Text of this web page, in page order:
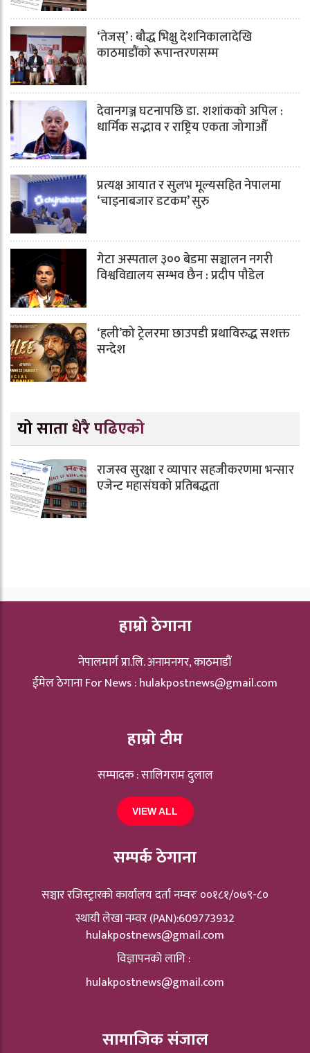
‘तेजस्’ : बौद्ध भिक्षु देशनिकालादेखि
काठमाडौंको रूपान्तरणसम्म
देवानगञ्ज घटनापछि डा. शशांककाे अपिल :
धार्मिक सद्भाव र राष्ट्रिय एकता जोगाऔँ
प्रत्यक्ष आयात र सुलभ मूल्यसहित नेपालमा
‘चाइनाबजार डटकम’ सुरु
गेटा अस्पताल ३०० बेडमा सञ्चालन नगरी
विश्वविद्यालय सम्भव छैन : प्रदीप पौडेल
‘हली’को ट्रेलरमा छाउपडी प्रथाविरुद्ध सशक्त
सन्देश
यो साता धेरै पढिएको
राजस्व सुरक्षा र व्यापार सहजीकरणमा भन्सार
एजेन्ट महासंघको प्रतिबद्धता
हाम्रो ठेगाना
नेपालमार्ग प्रा.लि. अनामनगर, काठमाडौं
ईमेल ठेगाना For News :hulakpostnews@gmail.com
हाम्रो टीम
सम्पादक : सालिगराम दुलाल
VIEW ALL
सम्पर्क ठेगाना
सञ्चार रजिस्ट्रारकाे कार्यालय दर्ता नम्वरः ००१८१/०७९-८०
स्थायी लेखा नम्वर (PAN):609773932
hulakpostnews@gmail.com
विज्ञापनको लागि :
hulakpostnews@gmail.com
सामाजिक संजाल